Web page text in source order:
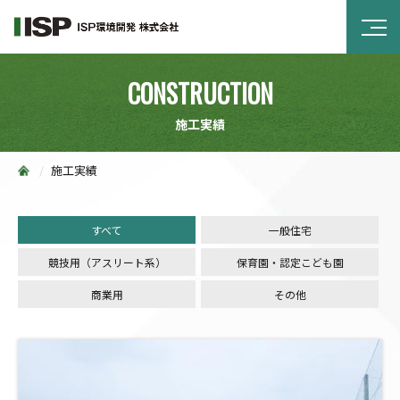
CONSTRUCTION
施工実績
施工実績
すべて 一般住宅
競技用（アスリート系） 保育園・認定こども園
商業用 その他